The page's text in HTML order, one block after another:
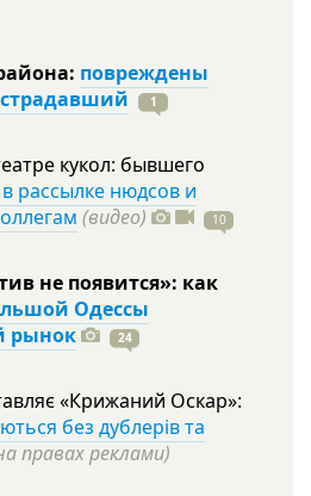
повреждены
1
кукол: бывшего
рассылке нюдсов и
(видео) 10
не появится»: как
Одессы
рынок
24
«Крижаний Оскар»:
без дублерів та
правах реклами)